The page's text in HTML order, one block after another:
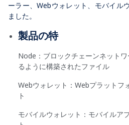
ーラー、Webウォレット、モバイル
ました。
製品の特
Node：ブロックチェーンネット
るように構築されたファイル
Webウォレット：Webプラットフ
ト
モバイルウォレット：モバイルア